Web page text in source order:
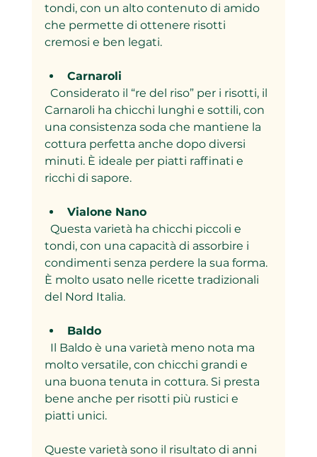
tondi, con un alto contenuto di amido
che permette di ottenere risotti
cremosi e ben legati.
Carnaroli
Carnaroli ha chicchi lunghi e sottili, con
una consistenza soda che mantiene la
cottura perfetta anche dopo diversi
minuti. È ideale per piatti raffinati e
ricchi di sapore.
Vialone Nano
tondi, con una capacità di assorbire i
condimenti senza perdere la sua forma.
È molto usato nelle ricette tradizionali
del Nord Italia.
Baldo
molto versatile, con chicchi grandi e
una buona tenuta in cottura. Si presta
bene anche per risotti più rustici e
piatti unici.
Queste varietà sono il risultato di anni